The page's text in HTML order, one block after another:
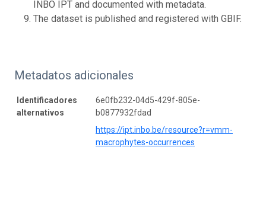
INBO IPT and documented with metadata.
The dataset is published and registered with GBIF.
Metadatos adicionales
Identificadores
alternativos
6e0fb232-04d5-429f-805e-
b0877932fdad
https://ipt.inbo.be/resource?r=vmm-
macrophytes-occurrences